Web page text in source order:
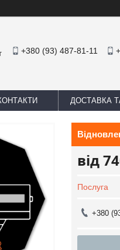
+380 (93) 487-81-11
ДОСТАВКА
від
Послуга
+380